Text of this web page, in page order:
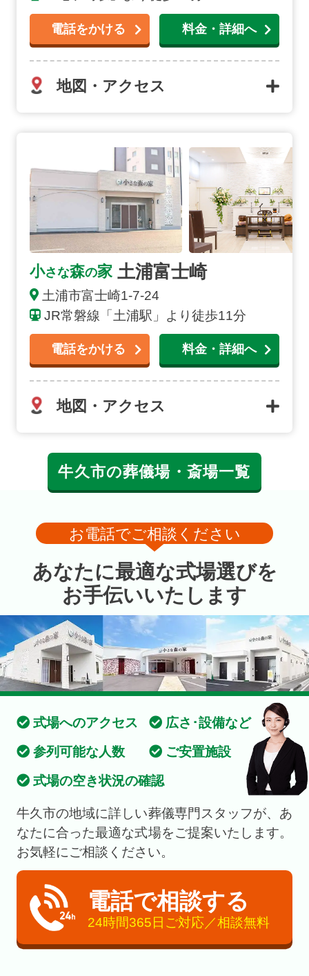
電話をかける 料金・詳細へ
地図・アクセス
小さな森の家 土浦富士崎
土浦市富士崎1-7-24
JR常磐線「土浦駅」より徒歩11分
電話をかける 料金・詳細へ
地図・アクセス
牛久市の葬儀場・斎場一覧
お電話でご相談ください
あなたに最適な式場選びを
お手伝いいたします
式場へのアクセス
広さ･設備など
参列可能な人数
ご安置施設
式場の空き状況の確認
牛久市の地域に詳しい葬儀専門スタッフが、あ
なたに合った最適な式場をご提案いたします。
お気軽にご相談ください。
電話で相談する
24時間365日ご対応／相談無料